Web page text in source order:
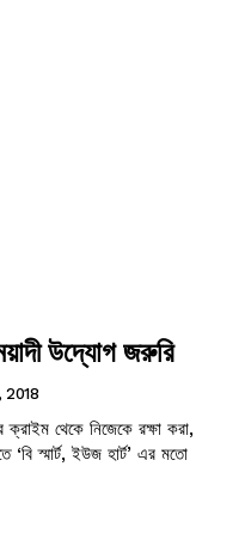
উদ্যোগ জরুরি
2018
ক্রাইম থেকে নিজেকে রক্ষা করা,
‘বি স্মার্ট, ইউজ হার্ট’ এর মতো